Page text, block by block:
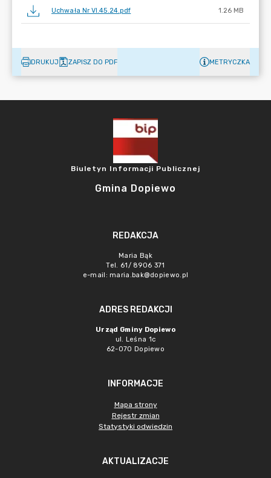
Uchwała Nr VI.45.24.pdf 1.26 MB
DRUKUJ ZAPISZ DO PDF METRYCZKA
Biuletyn Informacji Publicznej
Gmina Dopiewo
REDAKCJA
Maria Bąk
Tel. 61/ 8906 371
e-mail: maria.bak@dopiewo.pl
ADRES REDAKCJI
Urząd Gminy Dopiewo
ul. Leśna 1c
62-070 Dopiewo
INFORMACJE
Mapa strony
Rejestr zmian
Statystyki odwiedzin
AKTUALIZACJE